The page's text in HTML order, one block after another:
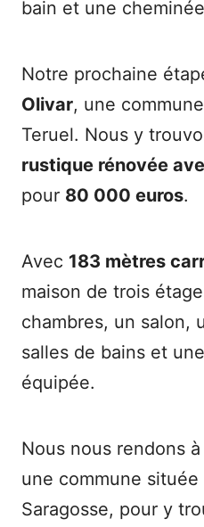
bain et une
Notre prochaine
Olivar, une
Teruel. Nous y
rustique rénovée
pour 80 000 euros.
Avec 183 mètres
maison de trois
chambres, un salon,
salles de bains et
équipée.
Nous nous rendons à
une commune
Saragosse, pour y